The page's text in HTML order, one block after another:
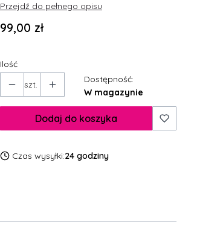
Przejdź do pełnego opisu
Cena
99,00 zł
Ilość
szt.
Dostępność:
W magazynie
Dodaj do koszyka
Czas wysyłki:24 godziny